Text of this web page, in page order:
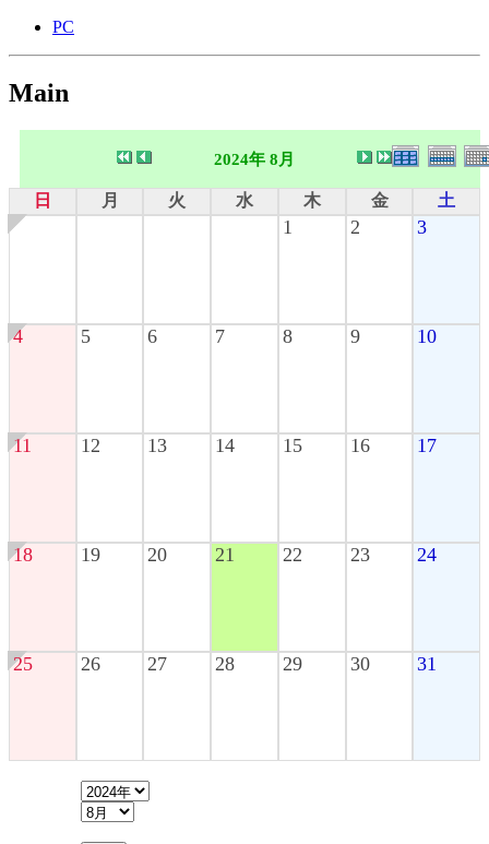
PC
Main
2024年 8月
日 月 火 水 木 金 土
1 2 3
4 5 6 7 8 9 10
11 12 13 14 15 16 17
18 19 20 21 22 23 24
25 26 27 28 29 30 31